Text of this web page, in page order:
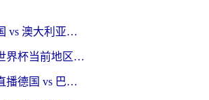
在国外怎么看美国 vs 澳大利亚世界杯直播？海外党必藏的中文解说观赛指南
在加拿大看抖音世界杯当前地区不可播放？海外党体育观赛终极指南
在海外看世界杯直播德国 vs 巴拉圭当前IP受限制？这篇指南帮你轻松解决地区限制